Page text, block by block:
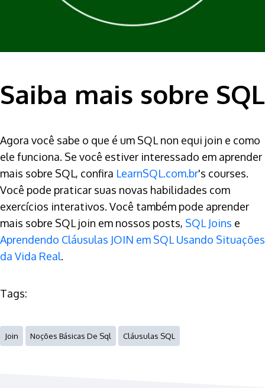
Saiba mais sobre SQL
Agora você sabe o que é um SQL non equi join e como
ele funciona. Se você estiver interessado em aprender
mais sobre SQL, confira LearnSQL.com.br's courses.
Você pode praticar suas novas habilidades com
exercícios interativos. Você também pode aprender
mais sobre SQL join em nossos posts, SQL Joins e
Aprendendo Cláusulas JOIN em SQL Usando Situações
da Vida Real.
Tags:
Join Noções Básicas De Sql Cláusulas SQL